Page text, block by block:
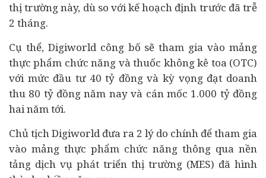
thị trường này, dù so với kế hoạch định trước đã trễ
2 tháng.
Cụ thể, Digiworld công bố sẽ tham gia vào mảng
thực phẩm chức năng và thuốc không kê toa (OTC)
với mức đầu tư40 tỷ đồng và kỳ vọng đạt doanh
thu 80 tỷ đồng năm nay và cán mốc 1.000 tỷ đồng
hai năm tới.
Chủ tịch Digiworld đưa ra 2 lý do chính để tham gia
vào mảng thực phẩm chức năng thông qua nền
tảng dịch vụ phát triển thị trường (MES) đã hình